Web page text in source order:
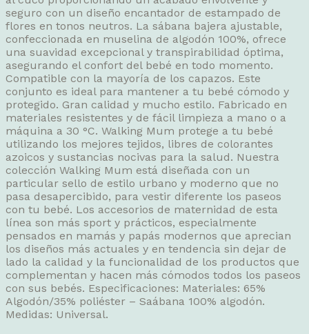
seguro con un diseño encantador de estampado de
flores en tonos neutros. La sábana bajera ajustable,
confeccionada en muselina de algodón 100%, ofrece
una suavidad excepcional y transpirabilidad óptima,
asegurando el confort del bebé en todo momento.
Compatible con la mayoría de los capazos. Este
conjunto es ideal para mantener a tu bebé cómodo y
protegido. Gran calidad y mucho estilo. Fabricado en
materiales resistentes y de fácil limpieza a mano o a
máquina a 30 °C. Walking Mum protege a tu bebé
utilizando los mejores tejidos, libres de colorantes
azoicos y sustancias nocivas para la salud. Nuestra
colección Walking Mum está diseñada con un
particular sello de estilo urbano y moderno que no
pasa desapercibido, para vestir diferente los paseos
con tu bebé. Los accesorios de maternidad de esta
línea son más sport y prácticos, especialmente
pensados en mamás y papás modernos que aprecian
los diseños más actuales y en tendencia sin dejar de
lado la calidad y la funcionalidad de los productos que
complementan y hacen más cómodos todos los paseos
con sus bebés. Especificaciones: Materiales: 65%
Algodón/35% poliéster – Saábana 100% algodón.
Medidas: Universal.